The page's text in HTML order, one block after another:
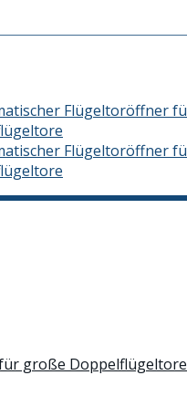
große Doppelflügeltore